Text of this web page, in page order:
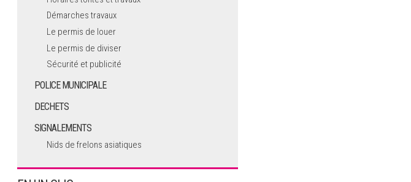
Démarches travaux
Le permis de louer
Le permis de diviser
Sécurité et publicité
POLICE MUNICIPALE
DECHETS
SIGNALEMENTS
Nids de frelons asiatiques